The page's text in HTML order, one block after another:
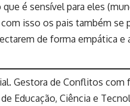
é sensível para eles
isso os pais também
de forma empática e
Gestora de Conflitos com
Educação, Ciência e